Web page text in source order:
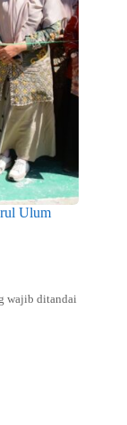
Ulum
wajib ditandai